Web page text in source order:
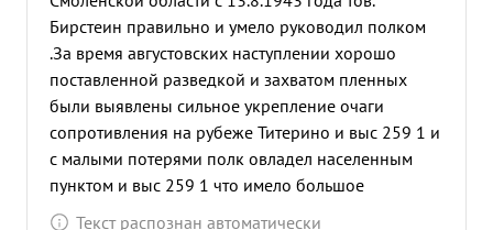
Бирстеин правильно и умело руководил полком
.За время августовских наступлении хорошо
поставленной разведкой и захватом пленных
были выявлены сильное укрепление очаги
сопротивления на рубеже Титерино и выс 259 1 и
с малыми потерями полк овладел населенным
пунктом и выс 259 1 что имело большое
стратегическое значение при прорыве основных
Текст распознан автоматически